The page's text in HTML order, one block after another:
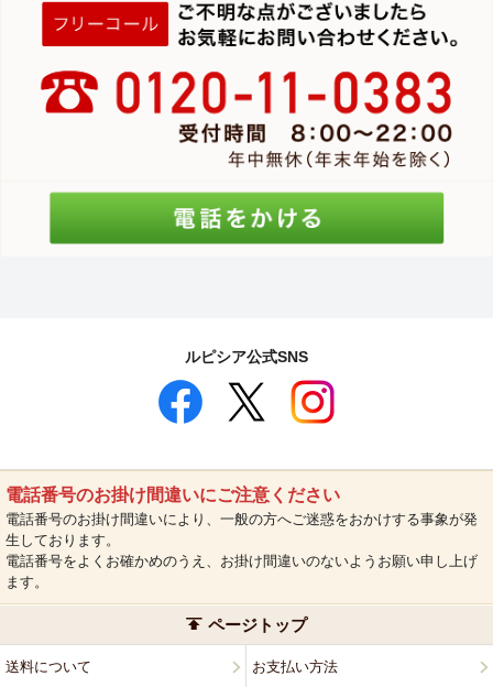
ルピシア公式SNS
電話番号のお掛け間違いにご注意ください
電話番号のお掛け間違いにより、一般の方へご迷惑をおかけする事象が発
生しております。
電話番号をよくお確かめのうえ、お掛け間違いのないようお願い申し上げ
ます。
ページトップ
送料について お支払い方法